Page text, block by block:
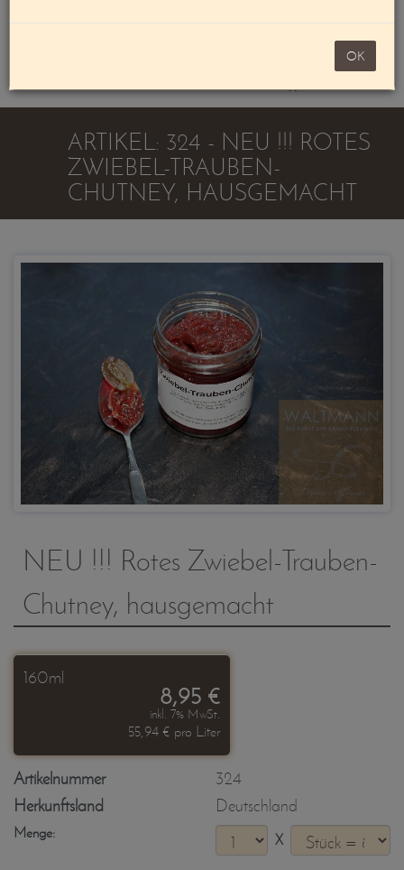
noch 100,00 €
Warenkorb
OK
ARTIKEL: 324 - NEU !!! ROTES
ZWIEBEL-TRAUBEN-
CHUTNEY, HAUSGEMACHT
NEU !!! Rotes Zwiebel-Trauben-
Chutney, hausgemacht
160ml
8,95 €
inkl. 7% MwSt.
55,94 € pro Liter
Artikelnummer
324
Herkunftsland
Deutschland
Menge: X